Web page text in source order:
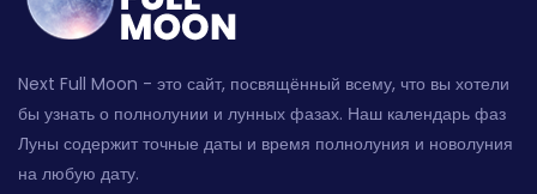
Next Full Moon - это сайт, посвящённый всему, что вы хотели
бы узнать о полнолунии и лунных фазах. Наш календарь фаз
Луны содержит точные даты и время полнолуния и новолуния
на любую дату.